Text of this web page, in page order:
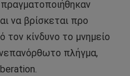
να βρίσκεται προ
κίνδυνο το μνημείο
πλήγμα,